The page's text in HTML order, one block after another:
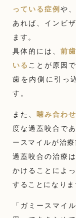
っている症例 や、
あれば、インビ
ます。
具体的には、 前
いる ことが原因
歯を内側に引っ
す。
また、 噛み合わ
度な過蓋咬合で
ースマイルが治
過蓋咬合の治療
かけることによ
することになりま
「ガミースマイ